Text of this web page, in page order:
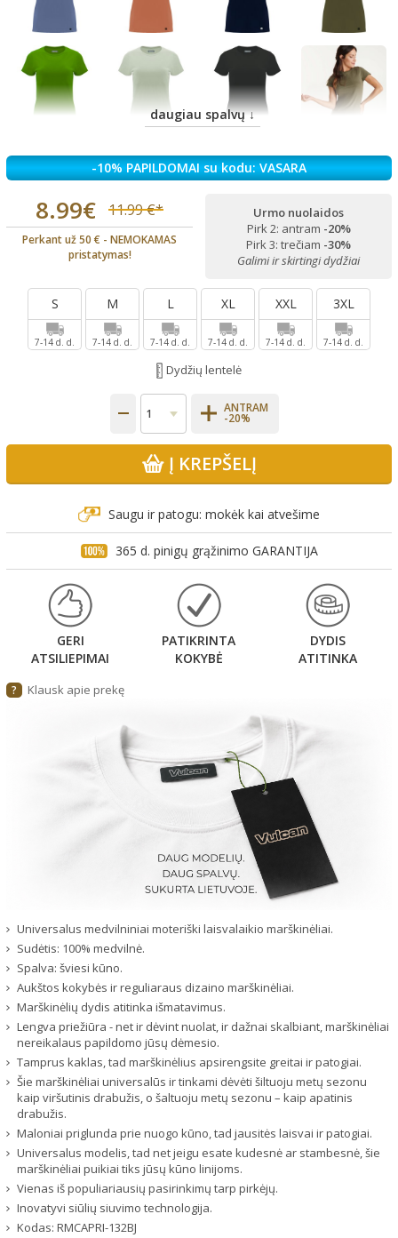
daugiau spalvų ↓
-10% PAPILDOMAI su kodu: VASARA
8.99€ 11.99 €*
Perkant už 50 € - NEMOKAMAS
pristatymas!
Urmo nuolaidos
Pirk 2: antram -20%
Pirk 3: trečiam -30%
Galimi ir skirtingi dydžiai
S
7-14 d. d.
M
7-14 d. d.
L
7-14 d. d.
XL
7-14 d. d.
XXL
7-14 d. d.
3XL
7-14 d. d.
Dydžių lentelė
ANTRAM
-20%
Į KREPŠELĮ
Saugu ir patogu: mokėk kai atvešime
365 d. pinigų grąžinimo GARANTIJA
GERI
ATSILIEPIMAI
PATIKRINTA
KOKYBĖ
DYDIS
ATITINKA
? Klausk apie prekę
Universalus medvilniniai moteriški laisvalaikio marškinėliai.
Sudėtis: 100% medvilnė.
Spalva: šviesi kūno.
Aukštos kokybės ir reguliaraus dizaino marškinėliai.
Marškinėlių dydis atitinka išmatavimus.
Lengva priežiūra - net ir dėvint nuolat, ir dažnai skalbiant, marškinėliai
nereikalaus papildomo jūsų dėmesio.
Tamprus kaklas, tad marškinėlius apsirengsite greitai ir patogiai.
Šie marškinėliai universalūs ir tinkami dėvėti šiltuoju metų sezonu
kaip viršutinis drabužis, o šaltuoju metų sezonu – kaip apatinis
drabužis.
Maloniai priglunda prie nuogo kūno, tad jausitės laisvai ir patogiai.
Universalus modelis, tad net jeigu esate kudesnė ar stambesnė, šie
marškinėliai puikiai tiks jūsų kūno linijoms.
Vienas iš populiariausių pasirinkimų tarp pirkėjų.
Inovatyvi siūlių siuvimo technologija.
Kodas: RMCAPRI-132BJ